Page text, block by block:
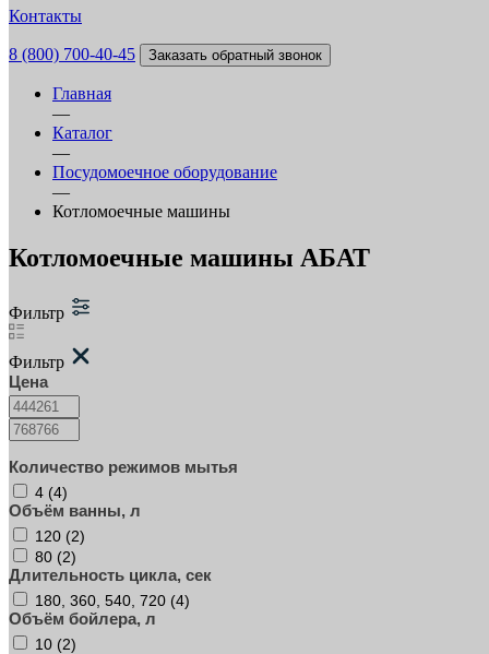
Контакты
8 (800) 700-40-45 Заказать обратный звонок
Главная
—
Каталог
—
Посудомоечное оборудование
—
Котломоечные машины
Котломоечные машины АБАТ
Фильтр
Фильтр
Цена
Количество режимов мытья
4 (4)
Объём ванны, л
120 (2)
80 (2)
Длительность цикла, сек
180, 360, 540, 720 (4)
Объём бойлера, л
10 (2)